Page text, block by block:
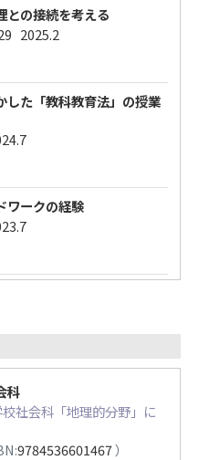
との接続を考える
2025.2
した「教科教育法」の授業
ワークの経験
科
社会科「地理的分野」に
9784536601467）